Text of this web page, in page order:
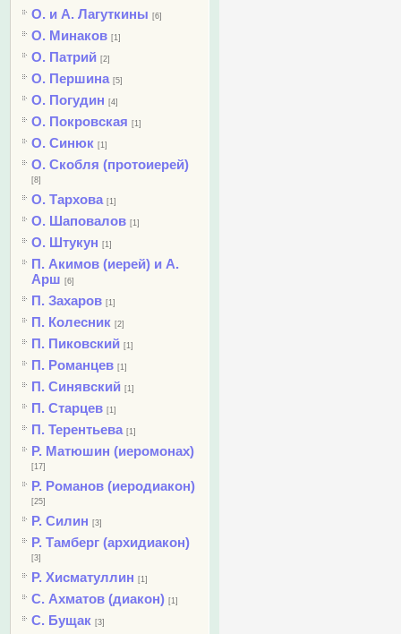
О. и А. Лагуткины [6]
О. Минаков [1]
О. Патрий [2]
О. Першина [5]
О. Погудин [4]
О. Покровская [1]
О. Синюк [1]
О. Скобля (протоиерей)
[8]
О. Тархова [1]
О. Шаповалов [1]
О. Штукун [1]
П. Акимов (иерей) и А.
Арш [6]
П. Захаров [1]
П. Колесник [2]
П. Пиковский [1]
П. Романцев [1]
П. Синявский [1]
П. Старцев [1]
П. Терентьева [1]
Р. Матюшин (иеромонах)
[17]
Р. Романов (иеродиакон)
[25]
Р. Силин [3]
Р. Тамберг (архидиакон)
[3]
Р. Хисматуллин [1]
С. Ахматов (диакон) [1]
С. Бущак [3]